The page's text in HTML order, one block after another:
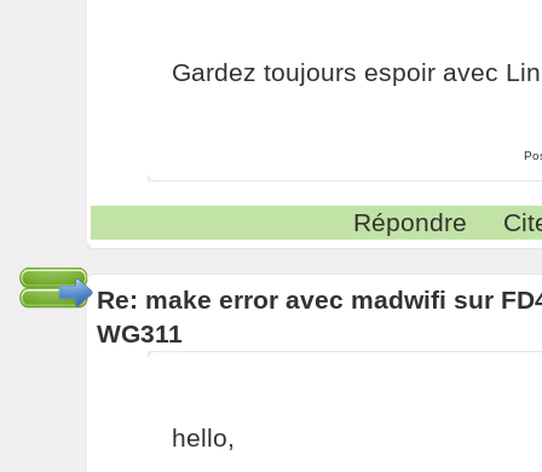
Gardez toujours espoir avec
Répondre
Re: make error avec madwifi sur
WG311
hello,